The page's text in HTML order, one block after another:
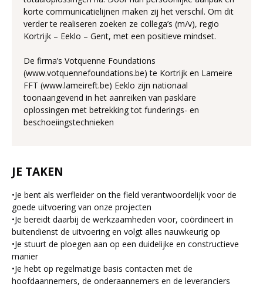
korte communicatielijnen maken zij het verschil. Om dit
verder te realiseren zoeken ze collega’s (m/v), regio
Kortrijk – Eeklo – Gent, met een positieve mindset.
De firma’s Votquenne Foundations
(www.votquennefoundations.be) te Kortrijk en Lameire
FFT (www.lameireft.be) Eeklo zijn nationaal
toonaangevend in het aanreiken van pasklare
oplossingen met betrekking tot funderings- en
beschoeiingstechnieken
JE TAKEN
•Je bent als werfleider on the field verantwoordelijk voor de
goede uitvoering van onze projecten
•Je bereidt daarbij de werkzaamheden voor, coördineert in
buitendienst de uitvoering en volgt alles nauwkeurig op
•Je stuurt de ploegen aan op een duidelijke en constructieve
manier
•Je hebt op regelmatige basis contacten met de
hoofdaannemers, de onderaannemers en de leveranciers